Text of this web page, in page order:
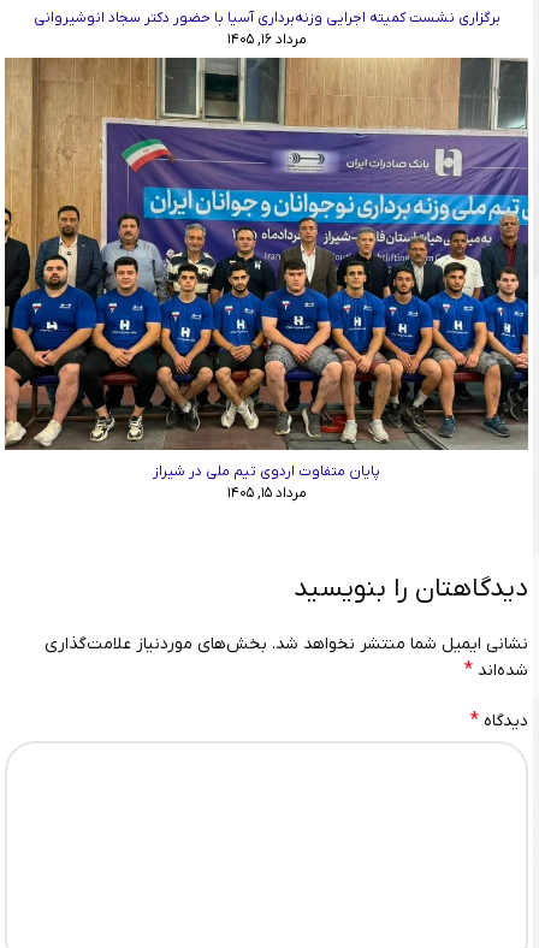
برگزاری نشست کمیته اجرایی وزنه‌برداری آسیا با حضور دکتر سجاد انوشیروانی
مرداد ۱۶, ۱۴۰۵
پایان متفاوت اردوی تیم ملی در شیراز
مرداد ۱۵, ۱۴۰۵
دیدگاهتان را بنویسید
نشانی ایمیل شما منتشر نخواهد شد. بخش‌های موردنیاز علامت‌گذاری
شده‌اند *
دیدگاه *